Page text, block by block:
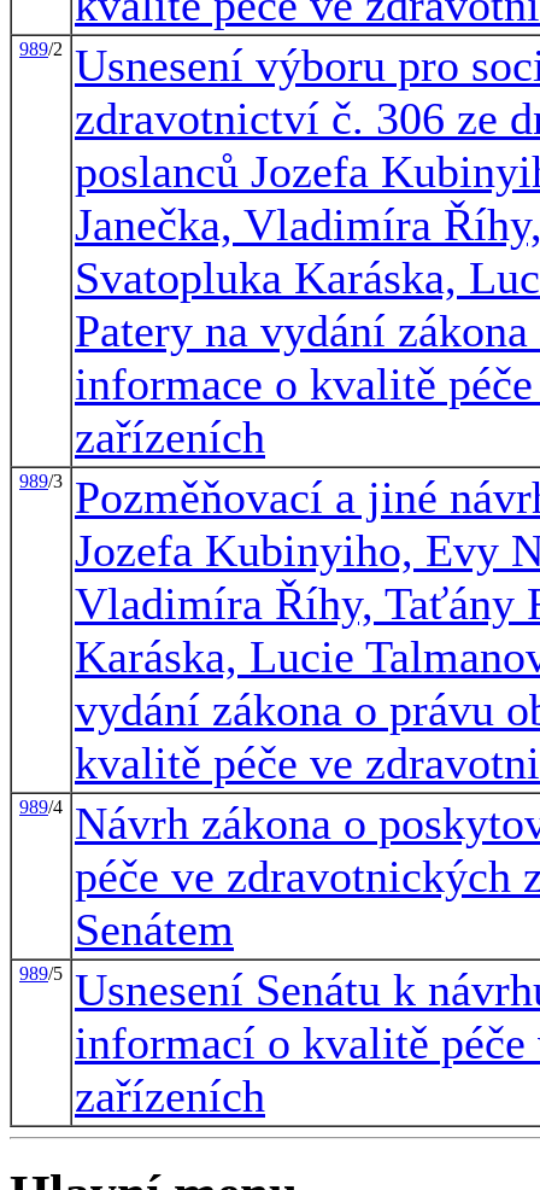
989/2
Usnesení výboru pro
zdravotnictví č. 306 ze
poslanců Jozefa
Janečka, Vladimíra
Svatopluka Karáska,
Patery na vydání
informace o kvalitě
zařízeních
989/3
Pozměňovací a jiné
Jozefa Kubinyiho, Evy
Vladimíra Říhy, Taťány
Karáska, Lucie
vydání zákona o právu
kvalitě péče ve
989/4
Návrh zákona o
péče ve zdravotnických
Senátem
989/5 Usnesení Senátu k
informací o kvalitě
zařízeních